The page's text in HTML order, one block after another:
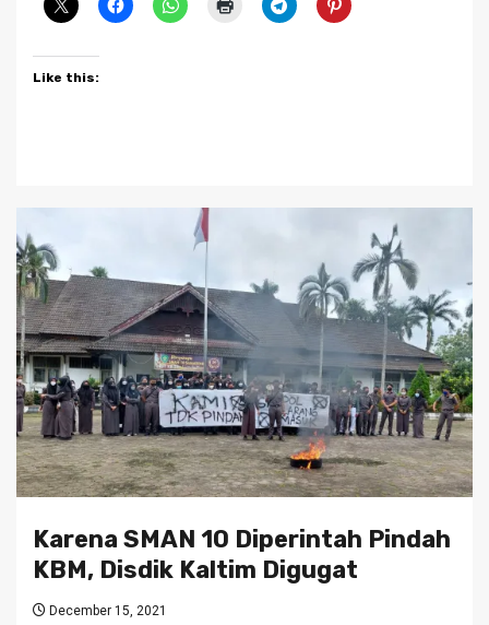
Like this:
Karena SMAN 10 Diperintah Pindah
KBM, Disdik Kaltim Digugat
December 15, 2021